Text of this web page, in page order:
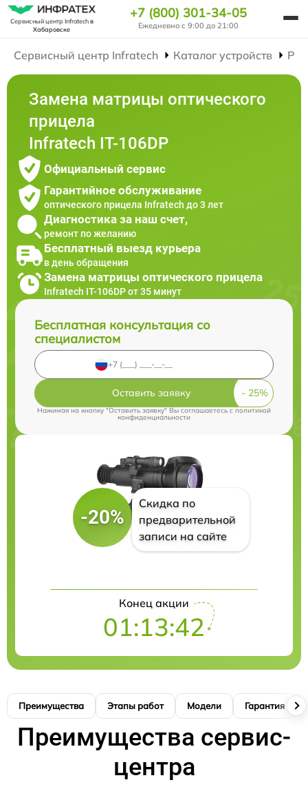
Сервисный центр Infratechв
Хабаровске
+7 (800) 301-34-05
Ежедневно с 9:00 до 21:00
Сервисный центр Infratech Каталог устройств
Замена матрицы оптического
прицела
Infratech IT-106DP
Официальный сервис
Гарантийное обслуживание
оптического прицела Infratech до 3 лет
Диагностика за наш счет,
ремонт по желанию
Бесплатный выезд курьера
в день обращения
Замена матрицы оптического прицела
Infratech IT-106DP от 35 минут
Бесплатная консультация со
специалистом
Оставить заявку
Нажимая на кнопку "Оставить заявку" Вы соглашаетесь cполитикой
конфиденциальности
-20%
Скидка по
предварительной
записи на сайте
Конец акции
01:13:41
Преимущества Этапы работ Модели Гарантия
Преимущества сервис-
центра